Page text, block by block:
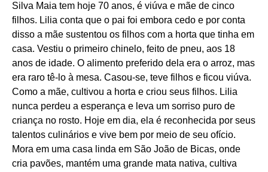
Silva Maia tem hoje 70 anos, é viúva e mãe de cinco
filhos. Lilia conta que o pai foi embora cedo e por conta
disso a mãe sustentou os filhos com a horta que tinha em
casa. Vestiu o primeiro chinelo, feito de pneu, aos 18
anos de idade. O alimento preferido dela era o arroz, mas
era raro tê-lo à mesa. Casou-se, teve filhos e ficou viúva.
Como a mãe, cultivou a horta e criou seus filhos. Lilia
nunca perdeu a esperança e leva um sorriso puro de
criança no rosto. Hoje em dia, ela é reconhecida por seus
talentos culinários e vive bem por meio de seu ofício.
Mora em uma casa linda em São João de Bicas, onde
cria pavões, mantém uma grande mata nativa, cultiva